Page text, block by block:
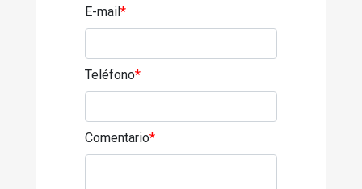
E-mail*
Teléfono*
Comentario*